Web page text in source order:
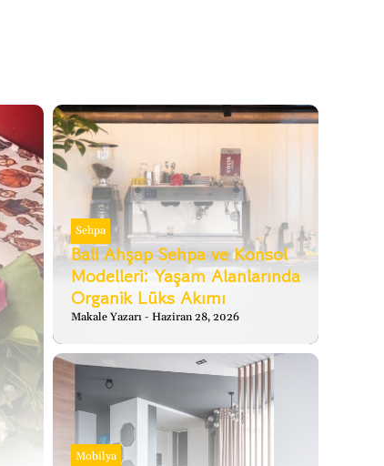
Sehpa
Bali Ahşap Sehpa ve Konsol
Modelleri: Yaşam Alanlarında
Organik Lüks Akımı
Makale Yazarı Haziran 28, 2026
Mobilya